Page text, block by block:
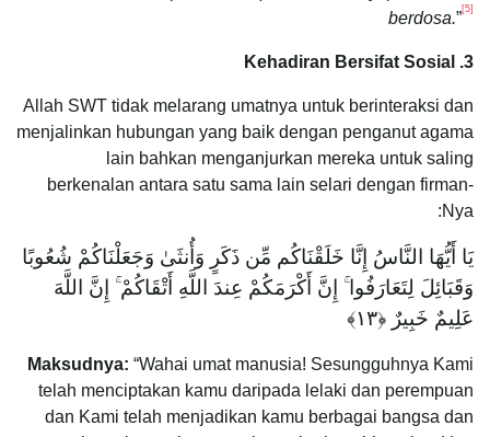
berdosa.”[5]
3. Kehadiran Bersifat Sosial
Allah SWT tidak melarang umatnya untuk berinteraksi dan
menjalinkan hubungan yang baik dengan penganut agama
lain bahkan menganjurkan mereka untuk saling
berkenalan antara satu sama lain selari dengan firman-
Nya:
يَا أَيُّهَا النَّاسُ إِنَّا خَلَقْنَاكُم مِّن ذَكَرٍ وَأُنثَىٰ وَجَعَلْنَاكُمْ شُعُوبًا
وَقَبَائِلَ لِتَعَارَفُوا ۚ إِنَّ أَكْرَمَكُمْ عِندَ اللَّهِ أَتْقَاكُمْ ۚ إِنَّ اللَّهَ
عَلِيمٌ خَبِيرٌ ‎﴿١٣﴾
Maksudnya: “Wahai umat manusia! Sesungguhnya Kami
telah menciptakan kamu daripada lelaki dan perempuan
dan Kami telah menjadikan kamu berbagai bangsa dan